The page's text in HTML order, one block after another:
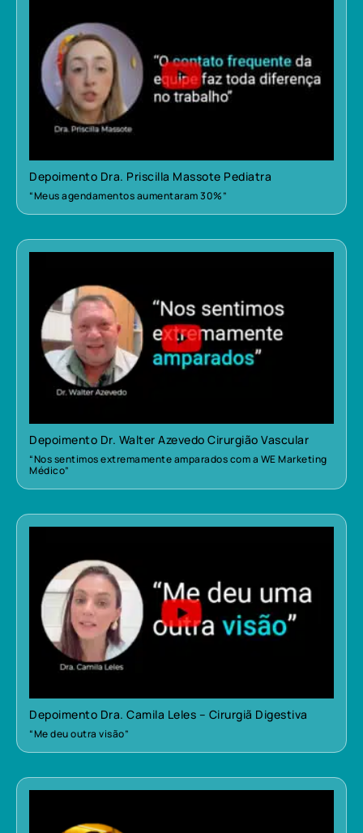
Depoimento Dra. Priscilla Massote Pediatra
“Meus agendamentos aumentaram 30%”
Depoimento Dr. Walter Azevedo Cirurgião Vascular
“Nos sentimos extremamente amparados com a WE Marketing
Médico”
Depoimento Dra. Camila Leles – Cirurgiã Digestiva
“Me deu outra visão”